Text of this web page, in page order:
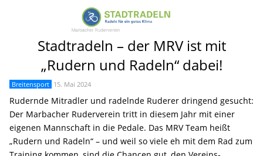
Stadtradeln – der MRV ist mit
„Rudern und Radeln“ dabei!
Breitensport 15. Mai 2024
Rudernde Mitradler und radelnde Ruderer dringend gesucht:
Der Marbacher Ruderverein tritt in diesem Jahr mit einer
eigenen Mannschaft in die Pedale. Das MRV Team heißt
„Rudern und Radeln“ – und weil so viele eh mit dem Rad zum